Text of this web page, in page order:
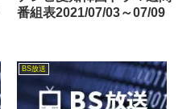
番組表2021/07/03～07/09
BS放送